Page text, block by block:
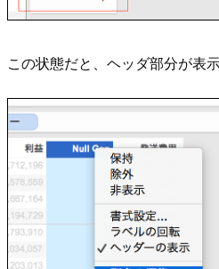
この状態だと、ヘッダ部分が表